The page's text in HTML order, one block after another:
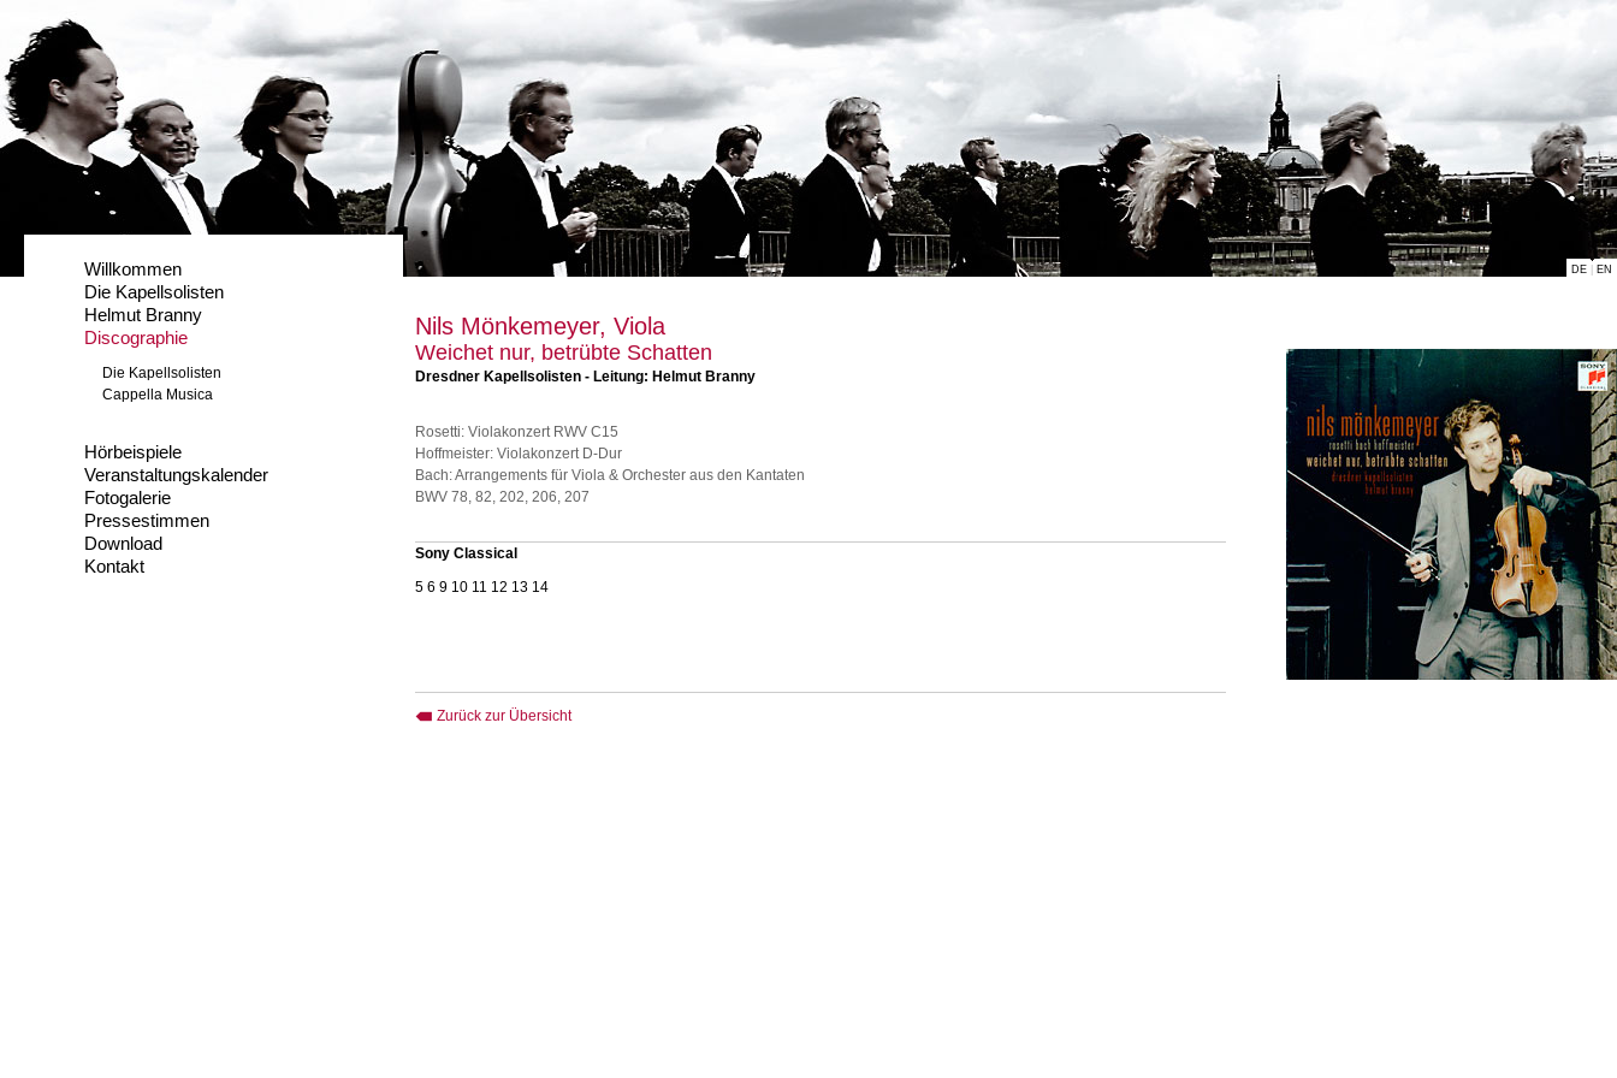
Willkommen
Die Kapellsolisten
Helmut Branny
Discographie
Die Kapellsolisten
Cappella Musica
Hörbeispiele
Veranstaltungskalender
Fotogalerie
Pressestimmen
Download
Kontakt
DE EN
Nils Mönkemeyer, Viola
Weichet nur, betrübte Schatten
Dresdner Kapellsolisten - Leitung: Helmut Branny
Rosetti: Violakonzert RWV C15
Hoffmeister: Violakonzert D-Dur
Bach: Arrangements für Viola & Orchester aus den Kantaten
BWV 78, 82, 202, 206, 207
Sony Classical
5 6 9 10 11 12 13 14
Zurück zur Übersicht